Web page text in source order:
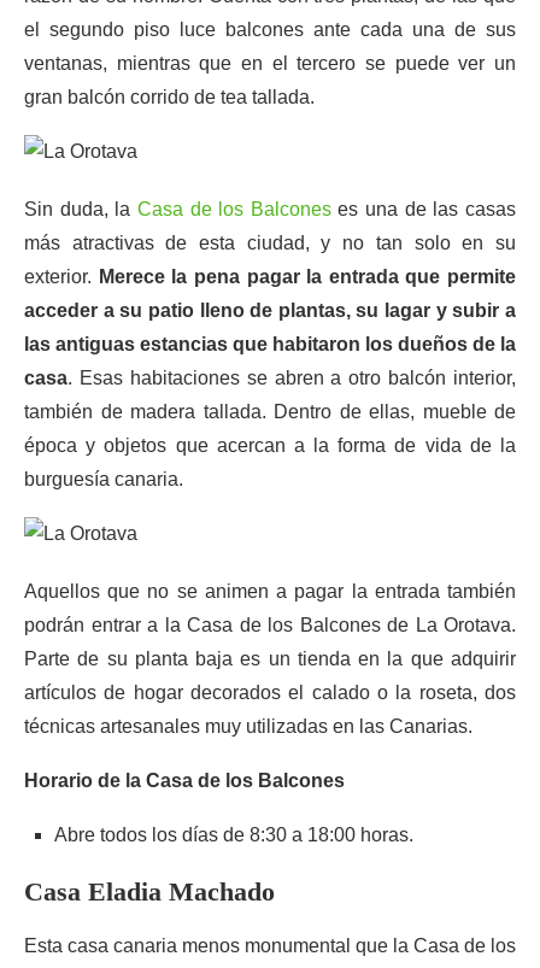
el segundo piso luce balcones ante cada una de sus
ventanas, mientras que en el tercero se puede ver un
gran balcón corrido de tea tallada.
Sin duda, la Casa de los Balconeses una de las casas
más atractivas de esta ciudad, y no tan solo en su
exterior. Merece la pena pagar la entrada que permite
acceder a su patio lleno de plantas, su lagar y subir a
las antiguas estancias que habitaron los dueños de la
casa. Esas habitaciones se abren a otro balcón interior,
también de madera tallada. Dentro de ellas, mueble de
época y objetos que acercan a la forma de vida de la
burguesía canaria.
Aquellos que no se animen a pagar la entrada también
podrán entrar a la Casa de los Balcones de La Orotava.
Parte de su planta baja es un tienda en la que adquirir
artículos de hogar decorados el calado o la roseta, dos
técnicas artesanales muy utilizadas en las Canarias.
Horario de la Casa de los Balcones
Abre todos los días de 8:30 a 18:00 horas.
Casa Eladia Machado
Esta casa canaria menos monumental que la Casa de los